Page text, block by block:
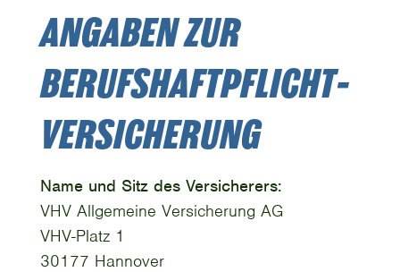
ANGABEN ZUR
BERUFS­HAFTPFLICHT­
VERSICHERUNG
Name und Sitz des Versicherers:
VHV Allgemeine Versicherung AG
VHV-Platz 1
30177 Hannover